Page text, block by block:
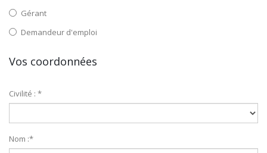
Gérant
Demandeur d'emploi
Vos coordonnées
Civilité : *
Nom :*